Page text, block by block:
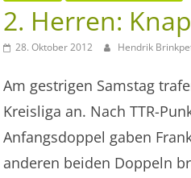
2. Herren:
28. Oktober 2012 Hendrik
Am gestrigen Samstag
Kreisliga an. Nach TTR-
Anfangsdoppel gaben
anderen beiden Doppeln